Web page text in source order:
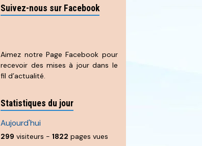
Suivez-nous sur Facebook
Aimez notre Page Facebook pour
recevoir des mises à jour dans le
fil d’actualité.
Statistiques du jour
Aujourd'hui
299 visiteurs -1822 pages vues